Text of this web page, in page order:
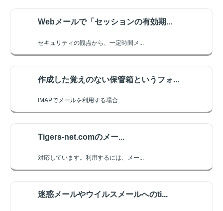
Webメールで「セッションの有効期...
セキュリティの観点から、一定時間メ...
作成した覚えのない保管箱というフォ...
IMAPでメールを利用する場合...
Tigers-net.comのメー...
対応しています。利用するには、メー...
迷惑メールやウイルスメールへのti...